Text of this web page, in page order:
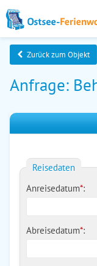
Zurück zum Objekt
Anfrage:
Reisedaten
Anreisedatum*:
Abreisedatum*: